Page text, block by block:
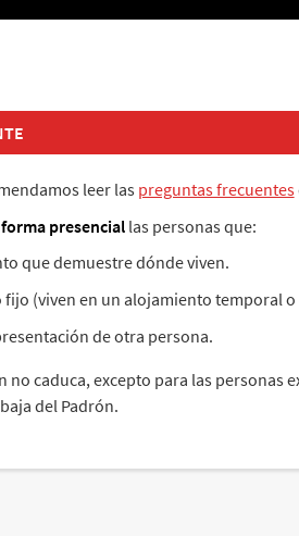
leer laspreguntas frecuentes
presenciallas personas que:
que demuestre dónde viven.
(viven en un alojamiento temporal
de otra persona.
no caduca, excepto para las personas
del Padrón.